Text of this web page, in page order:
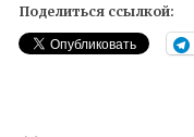
Поделиться ссылкой: